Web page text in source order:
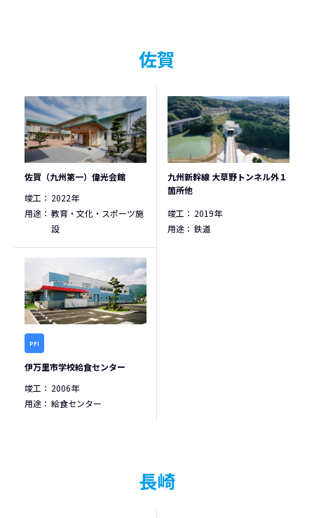
佐賀
佐賀（九州第一）偉光会館
竣工： 2022年
用途： 教育・文化・スポーツ施
設
九州新幹線 大草野トンネル外１
箇所他
竣工： 2019年
用途： 鉄道
PFI
伊万里市学校給食センター
竣工： 2006年
用途： 給食センター
長崎